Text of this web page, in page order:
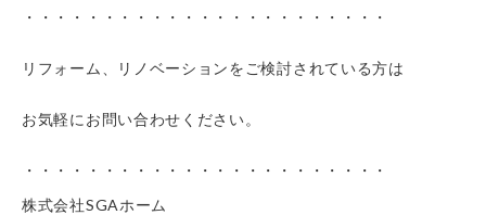
・・・・・・・・・・・・・・・・・・・・・・・
リフォーム、リノベーションをご検討されている方は
お気軽にお問い合わせください。
・・・・・・・・・・・・・・・・・・・・・・・
株式会社SGAホーム